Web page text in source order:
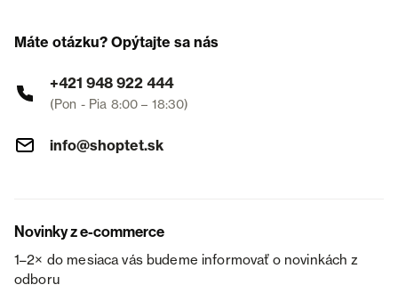
Máte otázku? Opýtajte sa nás
+421 948 922 444
(Pon - Pia 8:00 – 18:30)
info@shoptet.sk
Novinky z e-commerce
1–2× do mesiaca vás budeme informovať o novinkách z
odboru